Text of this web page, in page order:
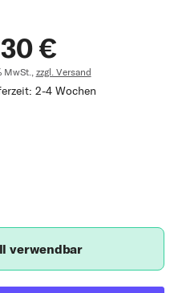
€
MwSt., zzgl. Versand
2-4 Wochen
verwendbar